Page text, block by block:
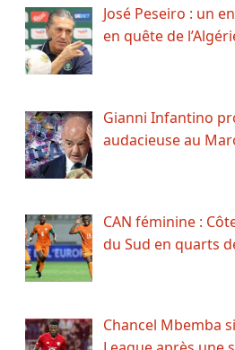
José Peseiro : un
en quête de
Gianni Infantino
audacieuse au
CAN féminine :
du Sud en quarts
Chancel Mbemba